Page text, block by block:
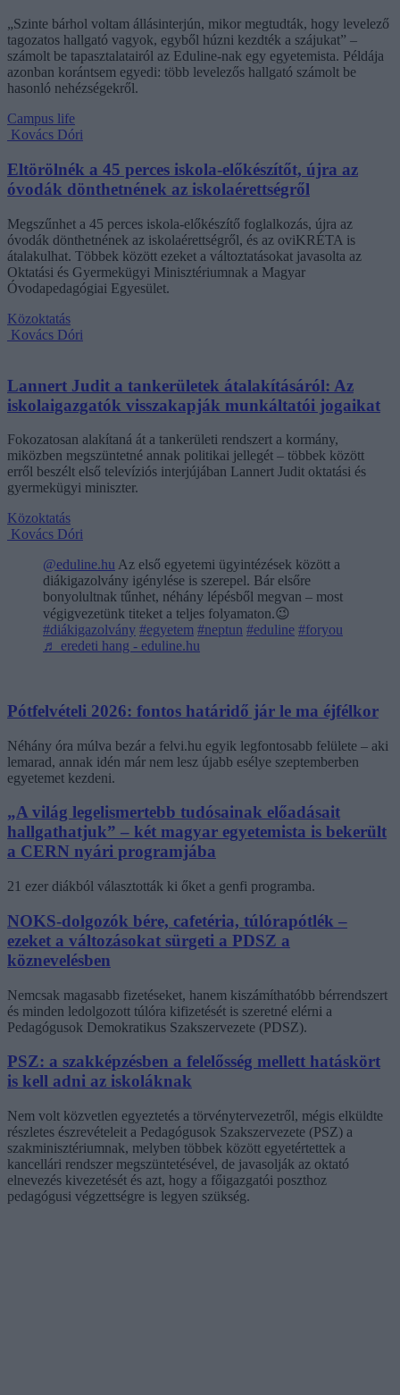
„Szinte bárhol voltam állásinterjún, mikor megtudták, hogy levelező
tagozatos hallgató vagyok, egyből húzni kezdték a szájukat” –
számolt be tapasztalatairól az Eduline-nak egy egyetemista. Példája
azonban korántsem egyedi: több levelezős hallgató számolt be
hasonló nehézségekről.
Campus life
Kovács Dóri
Eltörölnék a 45 perces iskola-előkészítőt, újra az
óvodák dönthetnének az iskolaérettségről
Megszűnhet a 45 perces iskola-előkészítő foglalkozás, újra az
óvodák dönthetnének az iskolaérettségről, és az oviKRÉTA is
átalakulhat. Többek között ezeket a változtatásokat javasolta az
Oktatási és Gyermekügyi Minisztériumnak a Magyar
Óvodapedagógiai Egyesület.
Közoktatás
Kovács Dóri
Lannert Judit a tankerületek átalakításáról: Az
iskolaigazgatók visszakapják munkáltatói jogaikat
Fokozatosan alakítaná át a tankerületi rendszert a kormány,
miközben megszüntetné annak politikai jellegét – többek között
erről beszélt első televíziós interjújában Lannert Judit oktatási és
gyermekügyi miniszter.
Közoktatás
Kovács Dóri
@eduline.hu Az első egyetemi ügyintézések között a
diákigazolvány igénylése is szerepel. Bár elsőre
bonyolultnak tűnhet, néhány lépésből megvan – most
végigvezetünk titeket a teljes folyamaton.😉
#diákigazolvány #egyetem #neptun #eduline #foryou
♬ eredeti hang - eduline.hu
Pótfelvételi 2026: fontos határidő jár le ma éjfélkor
Néhány óra múlva bezár a felvi.hu egyik legfontosabb felülete – aki
lemarad, annak idén már nem lesz újabb esélye szeptemberben
egyetemet kezdeni.
„A világ legelismertebb tudósainak előadásait
hallgathatjuk” – két magyar egyetemista is bekerült
a CERN nyári programjába
21 ezer diákból választották ki őket a genfi programba.
NOKS-dolgozók bére, cafetéria, túlórapótlék –
ezeket a változásokat sürgeti a PDSZ a
köznevelésben
Nemcsak magasabb fizetéseket, hanem kiszámíthatóbb bérrendszert
és minden ledolgozott túlóra kifizetését is szeretné elérni a
Pedagógusok Demokratikus Szakszervezete (PDSZ).
PSZ: a szakképzésben a felelősség mellett hatáskört
is kell adni az iskoláknak
Nem volt közvetlen egyeztetés a törvénytervezetről, mégis elküldte
részletes észrevételeit a Pedagógusok Szakszervezete (PSZ) a
szakminisztériumnak, melyben többek között egyetértettek a
kancellári rendszer megszüntetésével, de javasolják az oktató
elnevezés kivezetését és azt, hogy a főigazgatói poszthoz
pedagógusi végzettségre is legyen szükség.